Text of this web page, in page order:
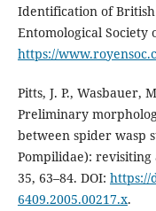
Identification of British
Entomological Society
https://
Pitts, J. P., Wasbauer,
Preliminary
between spider wasp
Pompilidae): revisiting
35, 63–84. DOI: https://
6409.2005.00217.x.